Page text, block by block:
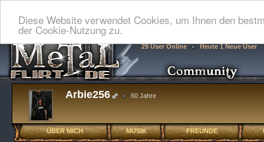
Diese Website verwendet Cookies, um Ihnen den
der Cookie-Nutzung zu.
29 User Online Heute 1 Neue User
Arbie256 60 Jahre
ÜBER MICH MUSIK FREUNDE